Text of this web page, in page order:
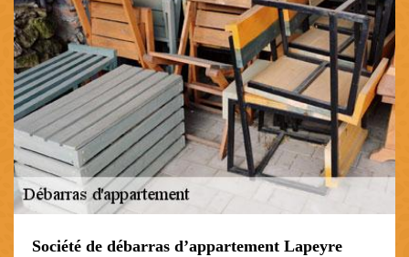
Société de débarras d’appartement Lapeyre